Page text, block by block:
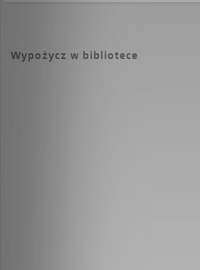
Wypożycz w bibliotece